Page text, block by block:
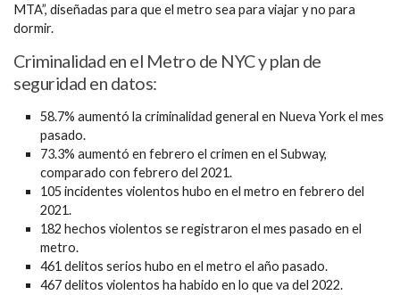
MTA”, diseñadas para que el metro sea para viajar y no para
dormir.
Criminalidad en el Metro de NYC y plan de
seguridad en datos:
58.7% aumentó la criminalidad general en Nueva York el mes
pasado.
73.3% aumentó en febrero el crimen en el Subway,
comparado con febrero del 2021.
105 incidentes violentos hubo en el metro en febrero del
2021.
182 hechos violentos se registraron el mes pasado en el
metro.
461 delitos serios hubo en el metro el año pasado.
467 delitos violentos ha habido en lo que va del 2022.